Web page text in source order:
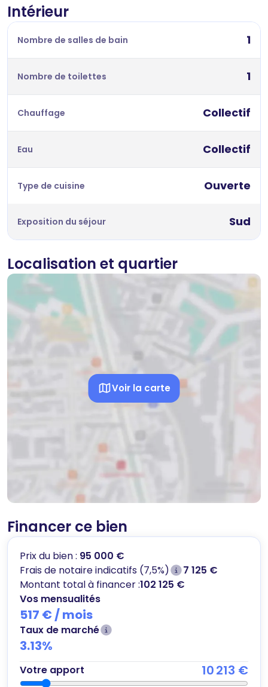
Intérieur
Nombre de salles de bain 1
Nombre de toilettes 1
Chauffage Collectif
Eau Collectif
Type de cuisine Ouverte
Exposition du séjour Sud
Localisation et quartier
Voir la carte
Financer ce bien
Prix du bien : 95 000 €
Frais de notaire indicatifs (7,5%)
7 125 €
Montant total à financer :102 125 €
Vos mensualités
517 € / mois
Taux de marché
3.13%
Votre apport 10 213 €